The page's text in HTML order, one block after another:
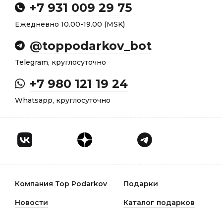
+7 931 009 29 75
Ежедневно 10.00-19.00 (MSK)
@toppodarkov_bot
Telegram, круглосуточно
+7 980 121 19 24
Whatsapp, круглосуточно
Компания Top Podarkov Подарки
Новости Каталог подарков